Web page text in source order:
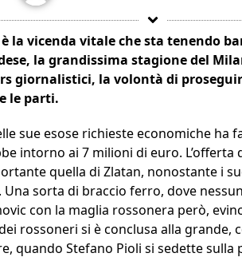
la vicenda vitale che sta tenendo
la grandissima stagione del
giornalistici, la volontà di
le parti.
sue esose richieste economiche ha
intorno ai 7 milioni di euro.
quella di Zlatan, nonostante i
sorta di braccio ferro, dove
con la maglia rossonera però,
rossoneri si è conclusa alla grande,
quando Stefano Pioli si sedette